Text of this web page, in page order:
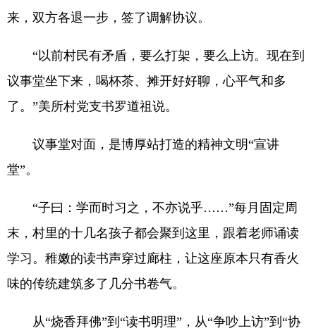
来，双方各退一步，签了调解协议。
“以前村民有矛盾，要么打架，要么上访。现在到
议事堂坐下来，喝杯茶、摊开好好聊，心平气和多
了。”美所村党支书罗道祖说。
议事堂对面，是博厚站打造的精神文明“宣讲
堂”。
“子曰：学而时习之，不亦说乎……”每月固定周
末，村里的十几名孩子都会聚到这里，跟着老师诵读
学习。稚嫩的读书声穿过廊柱，让这座原本只有香火
味的传统建筑多了几分书卷气。
从“烧香拜佛”到“读书明理”，从“争吵上访”到“协